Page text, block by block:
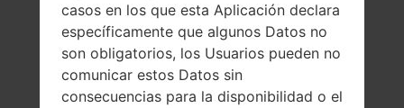
casos en los que esta Aplicación declara
específicamente que algunos Datos no
son obligatorios, los Usuarios pueden no
comunicar estos Datos sin
consecuencias para la disponibilidad o el